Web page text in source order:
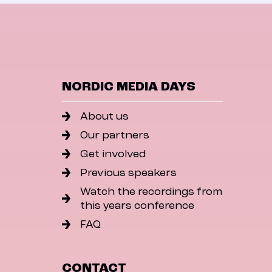
NORDIC MEDIA DAYS
About us
Our partners
Get involved
Previous speakers
Watch the recordings from
this years conference
FAQ
CONTACT